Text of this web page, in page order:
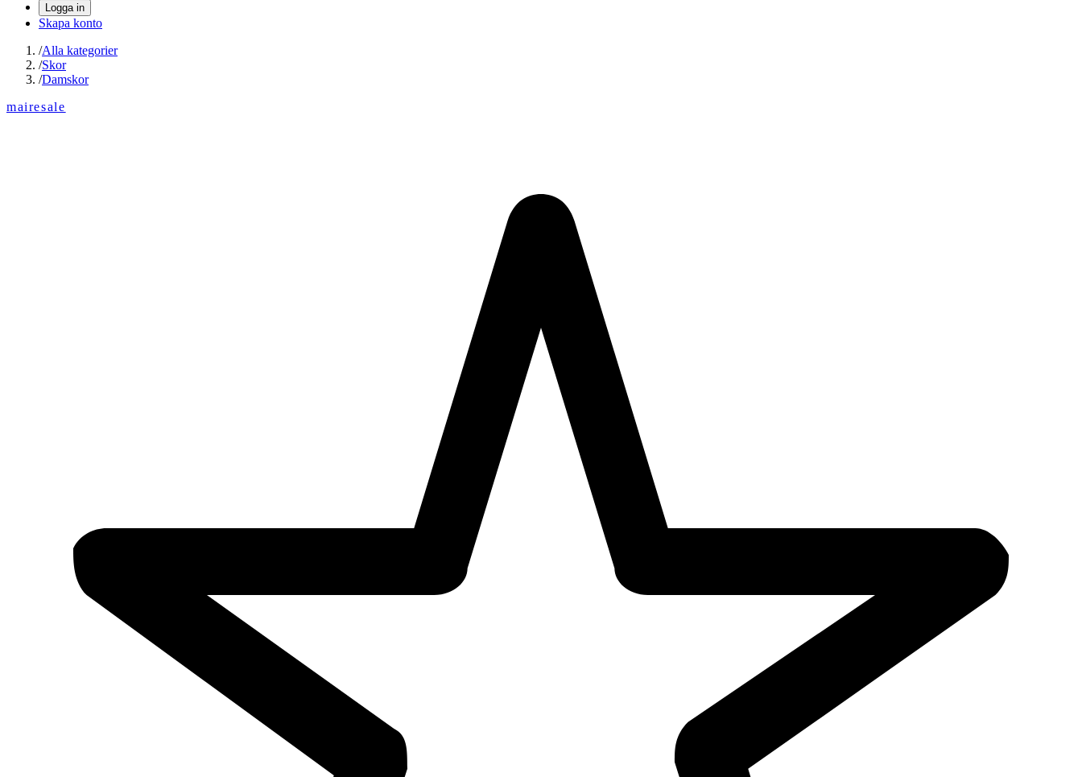
Logga in
Skapa konto
/Alla kategorier
/Skor
/Damskor
mairesale